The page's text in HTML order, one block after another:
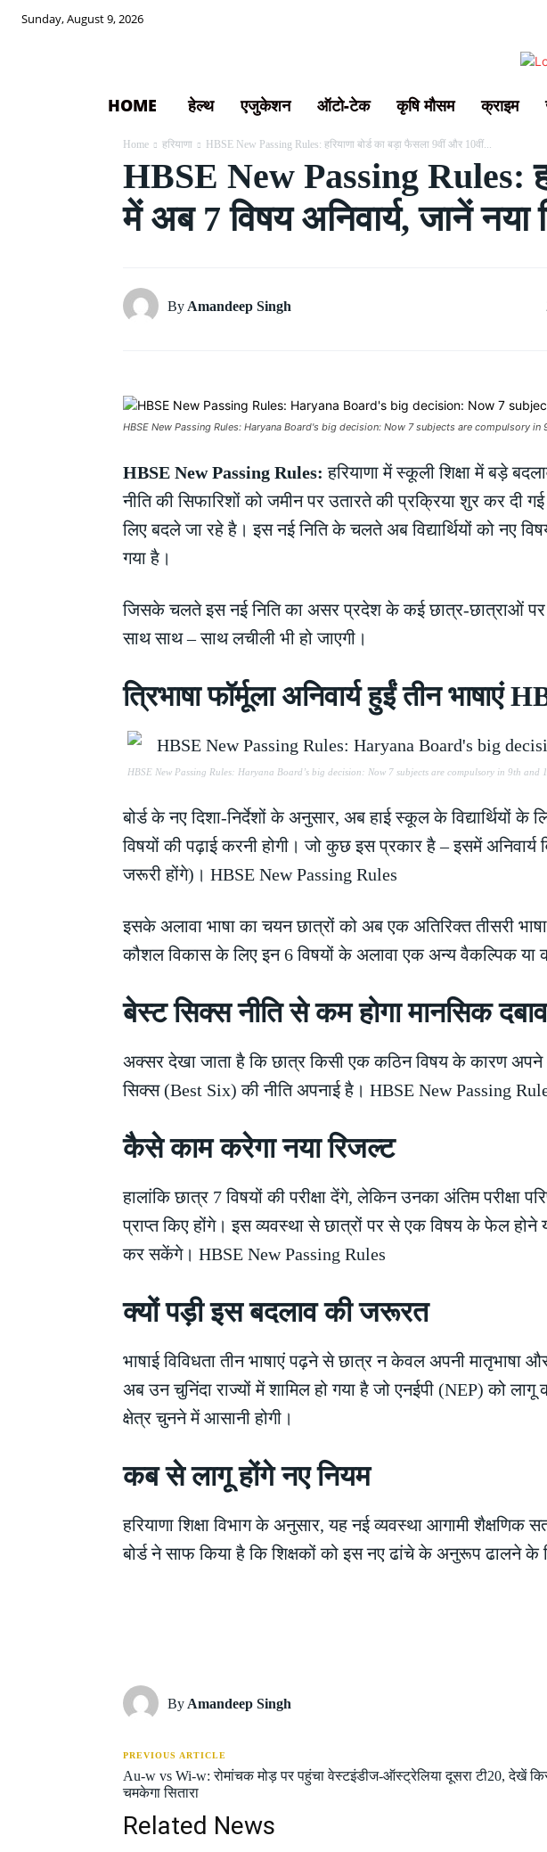
Sunday, August 9, 2026
HOME हेल्थ एजुकेशन ऑटो-टेक कृषि मौसम क्राइम
Home हरियाणा HBSE New Passing Rules: हरियाणा बोर्ड का बड़ा फैसला 9वीं और 10वीं...
HBSE New Passing Rules:
में अब 7 विषय अनिवार्य, जानें नया
By Amandeep Singh
HBSE New Passing Rules: Haryana Board's big decision: Now 7 subjects are compulsory
HBSE New Passing Rules:हरियाणा में स्कूली शिक्षा में बड़े
नीति की सिफारिशों को जमीन पर उतारते की प्रक्रिया शुर कर दी
लिए बदले जा रहे है। इस नई निति के चलते अब विद्यार्थियों को नए
गया है।
जिसके चलते इस नई निति का असर प्रदेश के कई छात्र-छात्राओं
साथ साथ – साथ लचीली भी हो जाएगी।
त्रिभाषा फॉर्मूला अनिवार्य हुईं तीन
HBSE New Passing Rules: Haryana Board’s big decision: Now 7 subjects are compulsory in 9th and
बोर्ड के नए दिशा-निर्देशों के अनुसार, अब हाई स्कूल के विद्यार्थियों
विषयों की पढ़ाई करनी होगी। जो कुछ इस प्रकार है – इसमें अनिवार्य
जरूरी होंगे)। HBSE New Passing Rules
इसके अलावा भाषा का चयन छात्रों को अब एक अतिरिक्त तीसरी
कौशल विकास के लिए इन 6 विषयों के अलावा एक अन्य वैकल्पिक या
बेस्ट सिक्स नीति से कम होगा मानसिक
अक्सर देखा जाता है कि छात्र किसी एक कठिन विषय के कारण
सिक्स (Best Six) की नीति अपनाई है। HBSE New Passing
कैसे काम करेगा नया रिजल्ट
हालांकि छात्र 7 विषयों की परीक्षा देंगे, लेकिन उनका अंतिम
प्राप्त किए होंगे। इस व्यवस्था से छात्रों पर से एक विषय के फेल
कर सकेंगे। HBSE New Passing Rules
क्यों पड़ी इस बदलाव की जरूरत
भाषाई विविधता तीन भाषाएं पढ़ने से छात्र न केवल अपनी मातृभाषा
अब उन चुनिंदा राज्यों में शामिल हो गया है जो एनईपी (NEP) को
क्षेत्र चुनने में आसानी होगी।
कब से लागू होंगे नए नियम
हरियाणा शिक्षा विभाग के अनुसार, यह नई व्यवस्था आगामी
बोर्ड ने साफ किया है कि शिक्षकों को इस नए ढांचे के अनुरूप ढालने
By Amandeep Singh
PREVIOUS ARTICLE
Au-w vs Wi-w: रोमांचक मोड़ पर पहुंचा वेस्टइंडीज-ऑस्ट्रेलिया दूसरा टी20, देखें
चमकेगा सितारा
Related News